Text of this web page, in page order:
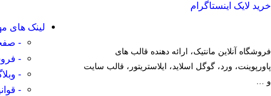
خرید لایک اینستاگرام
فروشگاه آنلاین مانتیک، ارائه دهنده قالب های
پاورپوینت، ورد، گوگل اسلاید، ایلاستریتور، قالب سایت
و …
لینک های
-
-
-
-